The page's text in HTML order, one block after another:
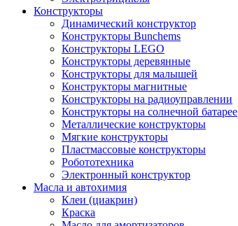
Конструкторы
Динамический конструктор
Конструкторы Bunchems
Конструкторы LEGO
Конструкторы деревянные
Конструкторы для малышей
Конструкторы магнитные
Конструкторы на радиоуправлении
Конструкторы на солнечной батарее
Металлические конструкторы
Мягкие конструкторы
Пластмассовые конструкторы
Робототехника
Электронный конструктор
Масла и автохимия
Клеи (циакрин)
Краска